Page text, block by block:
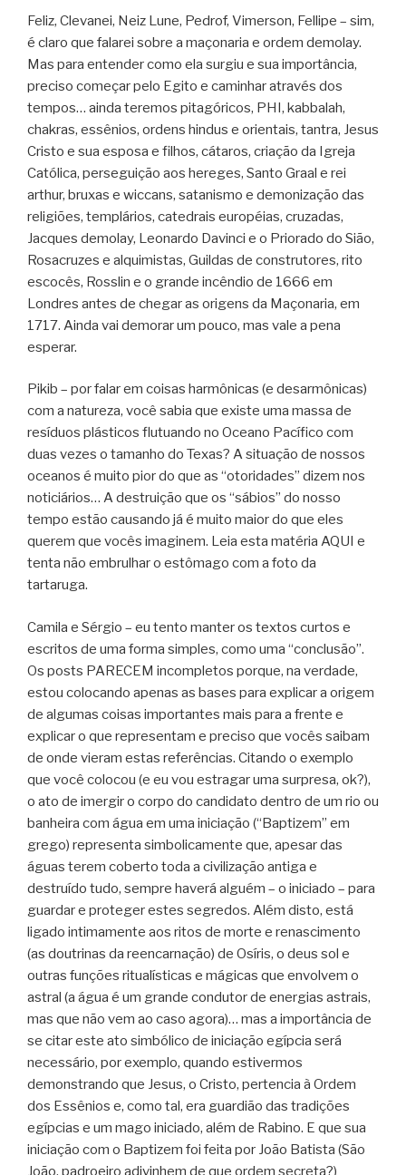
Feliz, Clevanei, Neiz Lune, Pedrof, Vimerson, Fellipe – sim,
é claro que falarei sobre a maçonaria e ordem demolay.
Mas para entender como ela surgiu e sua importância,
preciso começar pelo Egito e caminhar através dos
tempos… ainda teremos pitagóricos, PHI, kabbalah,
chakras, essênios, ordens hindus e orientais, tantra, Jesus
Cristo e sua esposa e filhos, cátaros, criação da Igreja
Católica, perseguição aos hereges, Santo Graal e rei
arthur, bruxas e wiccans, satanismo e demonização das
religiões, templários, catedrais européias, cruzadas,
Jacques demolay, Leonardo Davinci e o Priorado do Sião,
Rosacruzes e alquimistas, Guildas de construtores, rito
escocês, Rosslin e o grande incêndio de 1666 em
Londres antes de chegar as origens da Maçonaria, em
1717. Ainda vai demorar um pouco, mas vale a pena
esperar.
Pikib – por falar em coisas harmônicas (e desarmônicas)
com a natureza, você sabia que existe uma massa de
resíduos plásticos flutuando no Oceano Pacífico com
duas vezes o tamanho do Texas? A situação de nossos
oceanos é muito pior do que as “otoridades” dizem nos
noticiários… A destruição que os “sábios” do nosso
tempo estão causando já é muito maior do que eles
querem que vocês imaginem. Leia esta matéria AQUI e
tenta não embrulhar o estômago com a foto da
tartaruga.
Camila e Sérgio – eu tento manter os textos curtos e
escritos de uma forma simples, como uma “conclusão”.
Os posts PARECEM incompletos porque, na verdade,
estou colocando apenas as bases para explicar a origem
de algumas coisas importantes mais para a frente e
explicar o que representam e preciso que vocês saibam
de onde vieram estas referências. Citando o exemplo
que você colocou (e eu vou estragar uma surpresa, ok?),
o ato de imergir o corpo do candidato dentro de um rio ou
banheira com água em uma iniciação (“Baptizem” em
grego) representa simbolicamente que, apesar das
águas terem coberto toda a civilização antiga e
destruído tudo, sempre haverá alguém – o iniciado – para
guardar e proteger estes segredos. Além disto, está
ligado intimamente aos ritos de morte e renascimento
(as doutrinas da reencarnação) de Osíris, o deus sol e
outras funções ritualísticas e mágicas que envolvem o
astral (a água é um grande condutor de energias astrais,
mas que não vem ao caso agora)… mas a importância de
se citar este ato simbólico de iniciação egípcia será
necessário, por exemplo, quando estivermos
demonstrando que Jesus, o Cristo, pertencia à Ordem
dos Essênios e, como tal, era guardião das tradições
egípcias e um mago iniciado, além de Rabino. E que sua
iniciação com o Baptizem foi feita por João Batista (São
João, padroeiro adivinhem de que ordem secreta?)